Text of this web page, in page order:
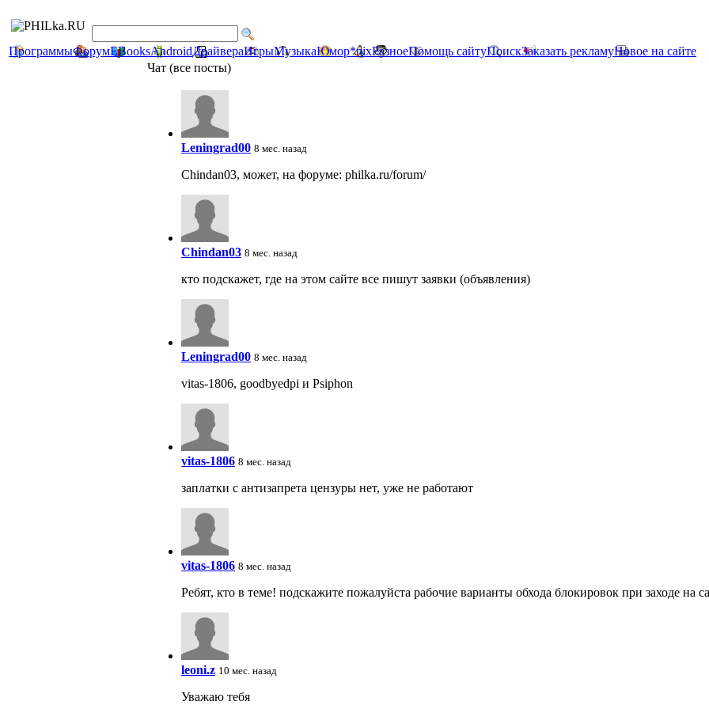
ПрограммыФорумEBooksAndroidДрайвераИгрыМузыкаЮмор*nixРазноеПомощь сайтуПоискЗаказать рекламуНовое на сайте
Чат (все посты)
Leningrad00 8 мес. назад
Chindan03, может, на форуме: philka.ru/forum/
Chindan03 8 мес. назад
кто подскажет, где на этом сайте все пишут заявки (объявления)
Leningrad00 8 мес. назад
vitas-1806, goodbyedpi и Psiphon
vitas-1806 8 мес. назад
заплатки с антизапрета цензуры нет, уже не работают
vitas-1806 8 мес. назад
Ребят, кто в теме! подскажите пожалуйста рабочие варианты обхода блокировок при заходе на
leoni.z 10 мес. назад
Уважаю тебя